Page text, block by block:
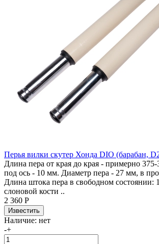
Перья вилки скутер Хонда DIO (барабан,
Длина пера от края до края - примерно
под ось - 10 мм. Диаметр пера - 27 мм, в
Длина штока пера в свободном состоянии:
слоновой кости ..
2 360 Р
Наличие: нет
-+